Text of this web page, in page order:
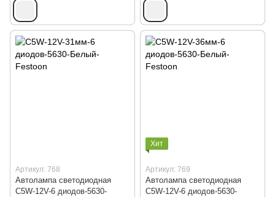
Артикул: 768
Автолампа светодиодная
C5W-12V-6 диодов-5630-
Хит
Артикул: 769
Автолампа светодиодная
C5W-12V-6 диодов-5630-